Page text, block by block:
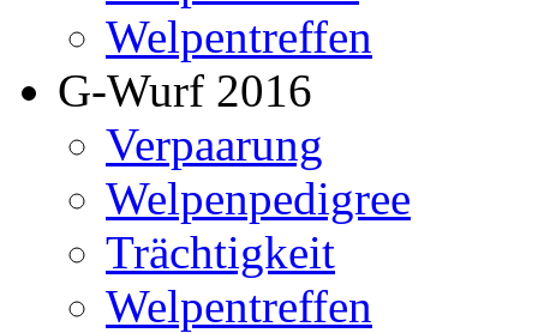
Welpentreffen
G-Wurf 2016
Verpaarung
Welpenpedigree
Trächtigkeit
Welpentreffen